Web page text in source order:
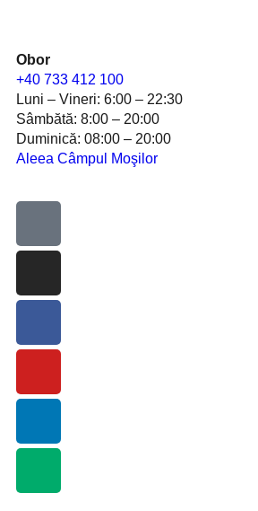
Obor
+40 733 412 100
Luni – Vineri: 6:00 – 22:30
Sâmbătă: 8:00 – 20:00
Duminică: 08:00 – 20:00
Aleea Câmpul Moşilor